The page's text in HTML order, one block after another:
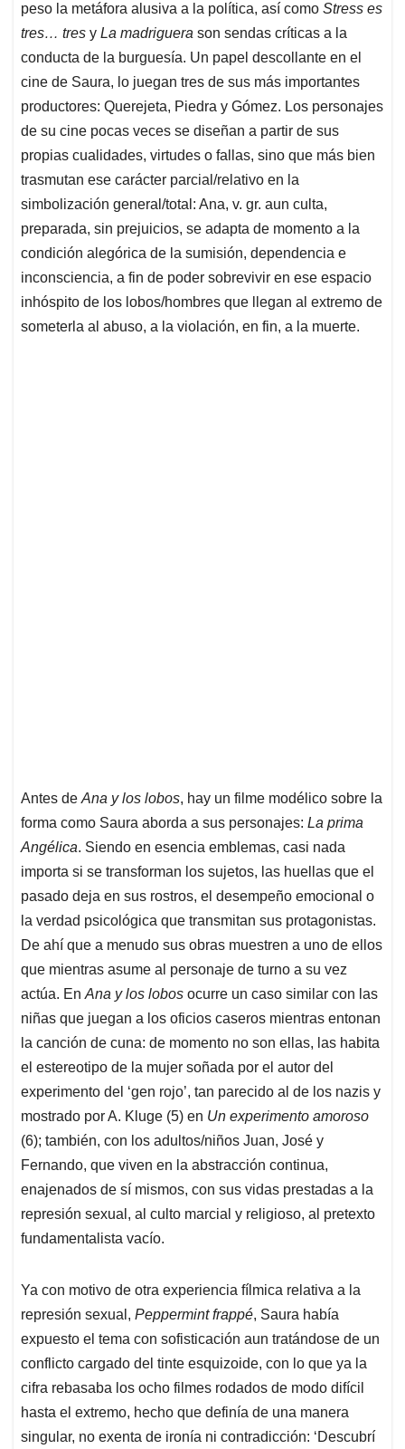
peso la metáfora alusiva a la política, así como Stress es
tres… tres y La madriguera son sendas críticas a la
conducta de la burguesía. Un papel descollante en el
cine de Saura, lo juegan tres de sus más importantes
productores: Querejeta, Piedra y Gómez. Los personajes
de su cine pocas veces se diseñan a partir de sus
propias cualidades, virtudes o fallas, sino que más bien
trasmutan ese carácter parcial/relativo en la
simbolización general/total: Ana, v. gr. aun culta,
preparada, sin prejuicios, se adapta de momento a la
condición alegórica de la sumisión, dependencia e
inconsciencia, a fin de poder sobrevivir en ese espacio
inhóspito de los lobos/hombres que llegan al extremo de
someterla al abuso, a la violación, en fin, a la muerte.
Antes de Ana y los lobos, hay un filme modélico sobre la
forma como Saura aborda a sus personajes: La prima
Angélica. Siendo en esencia emblemas, casi nada
importa si se transforman los sujetos, las huellas que el
pasado deja en sus rostros, el desempeño emocional o
la verdad psicológica que transmitan sus protagonistas.
De ahí que a menudo sus obras muestren a uno de ellos
que mientras asume al personaje de turno a su vez
actúa. En Ana y los lobos ocurre un caso similar con las
niñas que juegan a los oficios caseros mientras entonan
la canción de cuna: de momento no son ellas, las habita
el estereotipo de la mujer soñada por el autor del
experimento del ‘gen rojo’, tan parecido al de los nazis y
mostrado por A. Kluge (5) en Un experimento amoroso
(6); también, con los adultos/niños Juan, José y
Fernando, que viven en la abstracción continua,
enajenados de sí mismos, con sus vidas prestadas a la
represión sexual, al culto marcial y religioso, al pretexto
fundamentalista vacío.
Ya con motivo de otra experiencia fílmica relativa a la
represión sexual, Peppermint frappé, Saura había
expuesto el tema con sofisticación aun tratándose de un
conflicto cargado del tinte esquizoide, con lo que ya la
cifra rebasaba los ocho filmes rodados de modo difícil
hasta el extremo, hecho que definía de una manera
singular, no exenta de ironía ni contradicción: ‘Descubrí